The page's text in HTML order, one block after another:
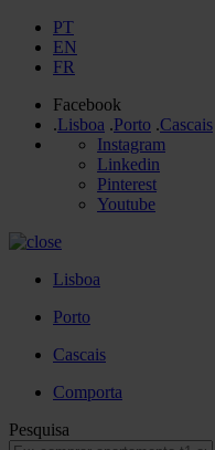
PT
EN
FR
Facebook
.Lisboa .Porto .Cascais
Instagram
Linkedin
Pinterest
Youtube
Lisboa
Porto
Cascais
Comporta
Pesquisa